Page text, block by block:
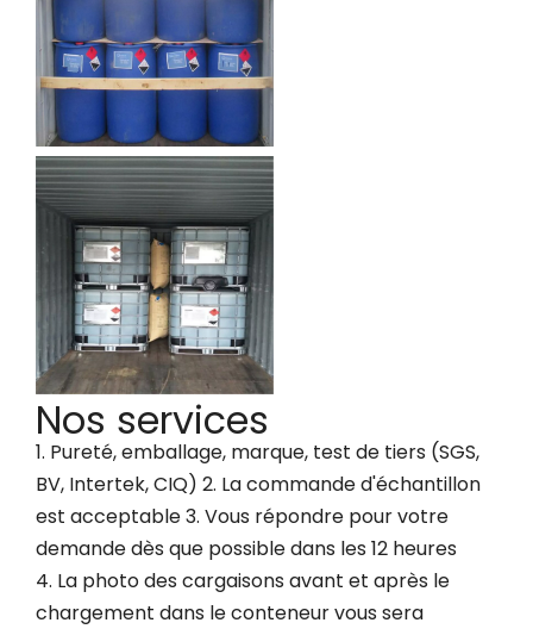
Nos services
1. Pureté, emballage, marque, test de tiers (SGS,
BV, Intertek, CIQ) 2. La commande d'échantillon
est acceptable 3. Vous répondre pour votre
demande dès que possible dans les 12 heures
4. La photo des cargaisons avant et après le
chargement dans le conteneur vous sera